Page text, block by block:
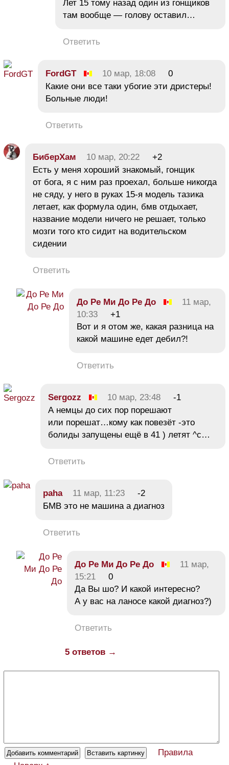
Лет 15 тому назад один из гонщиков
там вообще — голову оставил…
Ответить
FordGT 10 мар, 18:08
0
Какие они все таки убогие эти дристеры!
Больные люди!
Ответить
БиберХам 10 мар, 20:22
+2
Есть у меня хороший знакомый, гонщик
от бога, я с ним раз проехал, больше никогда
не сяду, у него в руках 15-я модель тазика
летает, как формула один, бмв отдыхает,
название модели ничего не решает, только
мозги того кто сидит на водительском
сидении
Ответить
До Ре Ми До Ре До
11 мар,
10:33
+1
Вот и я отом же, какая разница на
какой машине едет дебил?!
Ответить
Sergozz 10 мар, 23:48
-1
А немцы до сих пор порешают
или порешат…кому как повезёт -это
болиды запущены ещё в 41 ) летят ^с…
Ответить
paha 11 мар, 11:23
-2
БМВ это не машина а диагноз
Ответить
До Ре Ми До Ре До
11 мар,
15:21
0
Да Вы шо? И какой интересно?
А у вас на ланосе какой диагноз?)
Ответить
5 ответов →
Правила